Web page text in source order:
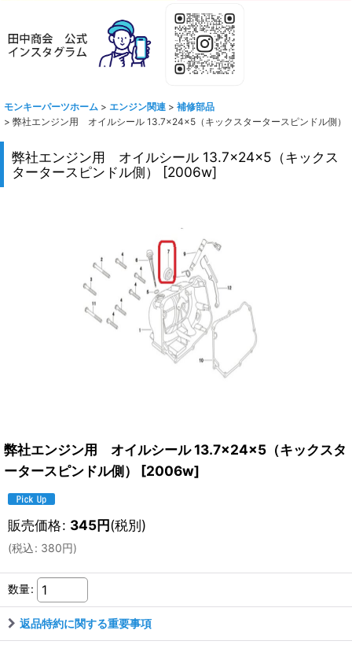
モンキーパーツホーム > エンジン関連 > 補修部品
> 弊社エンジン用 オイルシール 13.7×24×5（キックスタータースピンドル側）
弊社エンジン用 オイルシール 13.7×24×5（キックス
タータースピンドル側）
[2006w]
弊社エンジン用 オイルシール 13.7×24×5（キックスタ
ータースピンドル側）
[2006w]
販売価格: 345円(税別)
(税込: 380円)
数量:
返品特約に関する重要事項